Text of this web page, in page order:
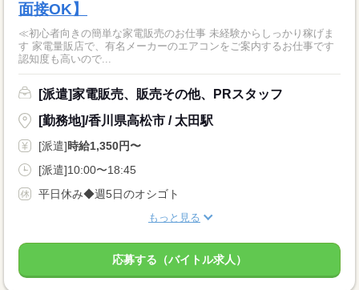
面接OK】
≪初心者向きの簡単な家電販売のお仕事 未経験からしっかり稼げま
す 家電量販店で、有名メーカーのエアコンをご案内するお仕事です
認知度も高いので...
[派遣]家電販売、販売その他、PRスタッフ
[勤務地]/香川県高松市 / 太田駅
[派遣]時給1,350円〜
[派遣]10:00〜18:45
平日休み◆週5日のオシゴト
もっと見る
応募する（バイトル求人）